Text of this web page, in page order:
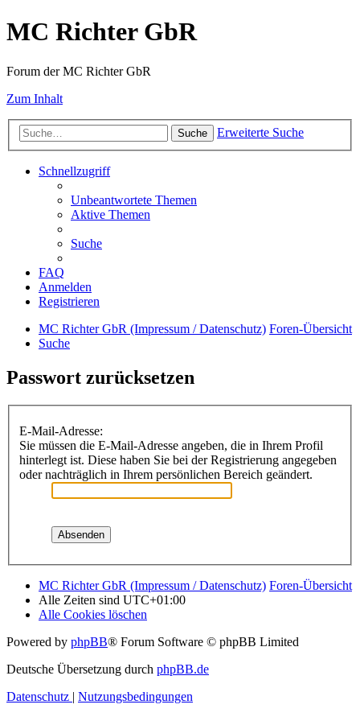
MC Richter GbR
Forum der MC Richter GbR
Zum Inhalt
Suche Erweiterte Suche
Schnellzugriff
Unbeantwortete Themen
Aktive Themen
Suche
FAQ
Anmelden
Registrieren
MC Richter GbR (Impressum / Datenschutz) Foren-Übersicht
Suche
Passwort zurücksetzen
E-Mail-Adresse:
Sie müssen die E-Mail-Adresse angeben, die in Ihrem Profil
hinterlegt ist. Diese haben Sie bei der Registrierung angegeben
oder nachträglich in Ihrem persönlichen Bereich geändert.
MC Richter GbR (Impressum / Datenschutz) Foren-Übersicht
Alle Zeiten sind UTC+01:00
Alle Cookies löschen
Powered by phpBB® Forum Software © phpBB Limited
Deutsche Übersetzung durch phpBB.de
Datenschutz | Nutzungsbedingungen